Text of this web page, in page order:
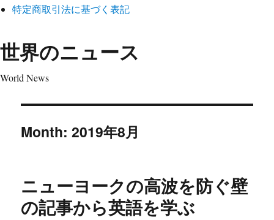
特定商取引法に基づく表記
世界のニュース
World News
Month:2019年8月
ニューヨークの高波を防ぐ壁
の記事から英語を学ぶ